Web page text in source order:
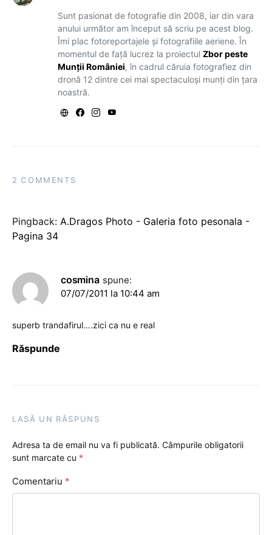
Sunt pasionat de fotografie din 2008, iar din vara
anului următor am început să scriu pe acest blog.
Îmi plac fotoreportajele și fotografiile aeriene. În
momentul de față lucrez la proiectul Zbor peste
Munții României, în cadrul căruia fotografiez din
dronă 12 dintre cei mai spectaculoși munți din țara
noastră.
2 COMMENTS
Pingback: A.Dragos Photo - Galeria foto pesonala -
Pagina 34
cosmina spune:
07/07/2011 la 10:44 am
superb trandafirul….zici ca nu e real
Răspunde
LASĂ UN RĂSPUNS
Adresa ta de email nu va fi publicată. Câmpurile obligatorii
sunt marcate cu *
Comentariu *